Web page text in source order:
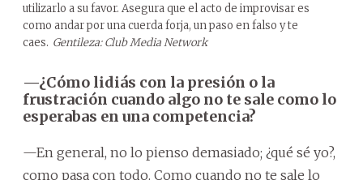
utilizarlo a su favor. Asegura que el acto de improvisar es
como andar por una cuerda forja, un paso en falso y te
caes. Gentileza: Club Media Network
—¿Cómo lidiás con la presión o la
frustración cuando algo no te sale como lo
esperabas en una competencia?
—En general, no lo pienso demasiado; ¿qué sé yo?,
como pasa con todo. Como cuando no te sale lo